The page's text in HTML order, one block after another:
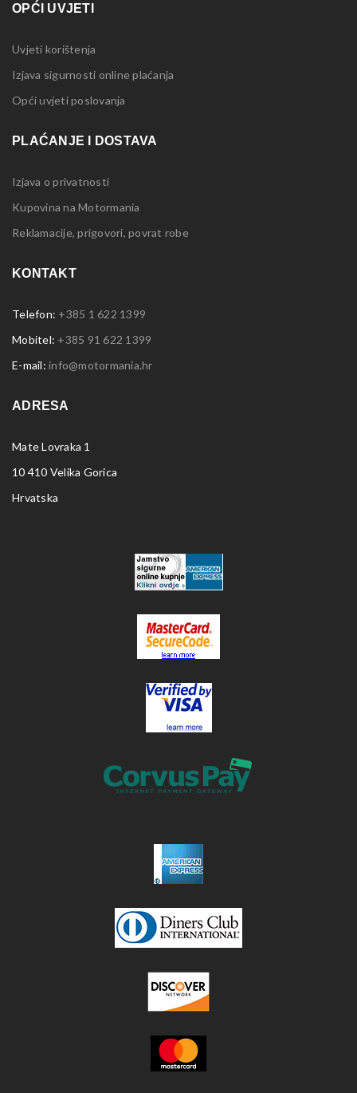
OPĆI UVJETI
Uvjeti korištenja
Izjava sigurnosti online plaćanja
Opći uvjeti poslovanja
PLAĆANJE I DOSTAVA
Izjava o privatnosti
Kupovina na Motormania
Reklamacije, prigovori, povrat robe
KONTAKT
Telefon: +385 1 622 1399
Mobitel: +385 91 622 1399
E-mail: info@motormania.hr
ADRESA
Mate Lovraka 1
10 410 Velika Gorica
Hrvatska